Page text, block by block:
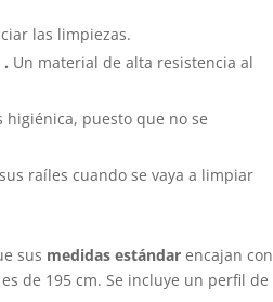
las limpiezas.
Un material de alta resistencia al
puesto que no se
raíles cuando se vaya a limpiar
sus medidas estándar encajan con
de 195 cm. Se incluye un perfil de